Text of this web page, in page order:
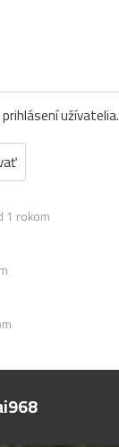
užívatelia.
1 rokom